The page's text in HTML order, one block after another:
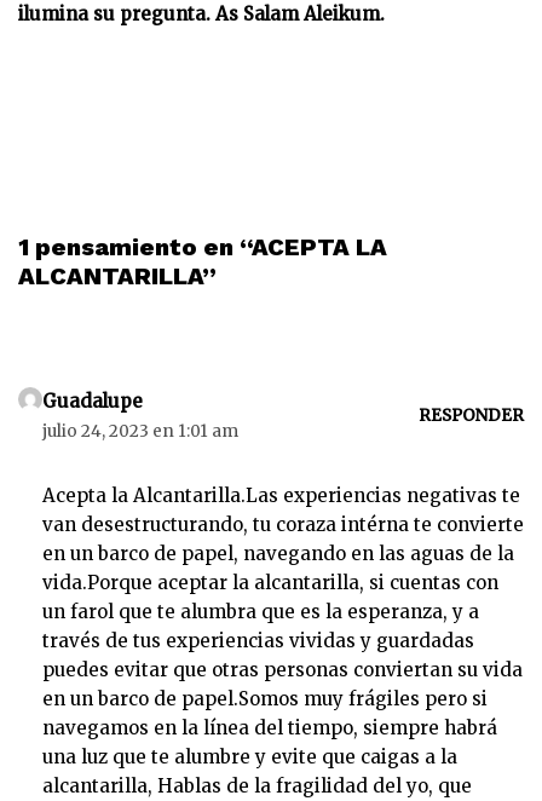
ilumina su pregunta. As Salam Aleikum.
1 pensamiento en “ACEPTA LA
ALCANTARILLA”
Guadalupe
julio 24, 2023 en 1:01 am
RESPONDER
Acepta la Alcantarilla.Las experiencias negativas te
van desestructurando, tu coraza intérna te convierte
en un barco de papel, navegando en las aguas de la
vida.Porque aceptar la alcantarilla, si cuentas con
un farol que te alumbra que es la esperanza, y a
través de tus experiencias vividas y guardadas
puedes evitar que otras personas conviertan su vida
en un barco de papel.Somos muy frágiles pero si
navegamos en la línea del tiempo, siempre habrá
una luz que te alumbre y evite que caigas a la
alcantarilla, Hablas de la fragilidad del yo, que